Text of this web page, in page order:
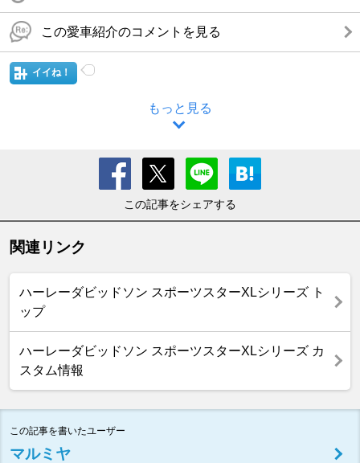
この愛車紹介のコメントを見る
イイね！
もっと見る
この記事をシェアする
関連リンク
ハーレーダビッドソン スポーツスターXLシリーズ ト
ップ
ハーレーダビッドソン スポーツスターXLシリーズ カ
スタム情報
この記事を書いたユーザー
マルミヤ